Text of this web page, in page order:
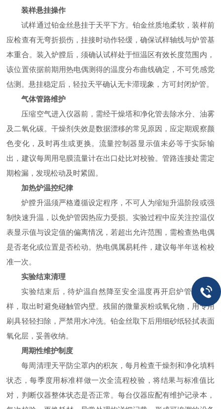
装样悬挂操作
试样通过铂金丝悬挂于天平下方。铂金丝质地柔软，装样前
应检查有无弯折损伤，挂接时动作轻缓，确保试样轴线与炉管基
本重合。装入炉膛后，须确认试样处于恒温区有效长度范围内，
该位置依据前期用热电偶测得的温度分布曲线确定，不可凭感觉
估测。悬挂稳定后，轻拉天平确认无卡滞现象，方可封闭炉管。
气体管路维护
压缩空气进入仪器前，需经干燥塔和净化管去除水分、油雾
及二氧化碳。干燥剂失效是数据漂移的常见原因，应定期观察颜
色变化，及时再生或更换。流量控制器显示值未必等于实际输
出，建议每周用皂膜流量计在出口处比对校验。管路连接处需定
期检漏，发现松动及时紧固。
加热炉温控纪律
炉膛升温须严格遵循设定程序，不可人为缩短升温阶段或强
制快速升温，以免炉管因热应力受损。实验过程中应关注控温仪
表显示值与设定值的偏离情况，若超出允许范围，需检查热电偶
是否老化或位置是否松动。热电偶属易耗件，建议每半年送检校
准一次。
实验结束清理
实验结束后，待炉温自然降至安全温度再开启炉管取出试
样，取出时避免碰触管内壁。残留的微量炭粉或氧化物，用专用
刷具轻轻扫除，严禁用水冲洗。铂金丝取下后用细砂纸轻拭表面
氧化层，妥善收纳。
周期性维护制度
每周清理天平防尘罩内的积灰，每月检查干燥剂和净化填料
状态，每季度用标准样做一次全流程校验，将结果与标准值比
对，判断仪器整体状态是否正常。每台仪器应配有维护记录本，